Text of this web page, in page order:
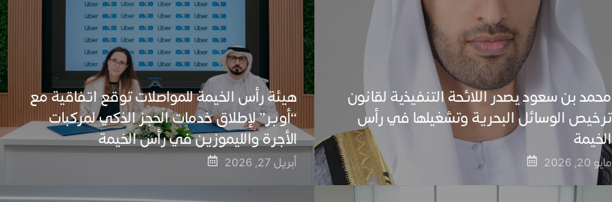
محمد بن سعود يصدر اللائحة التنفيذية لقانون
ترخيص الوسائل البحرية وتشغيلها في رأس
الخيمة
مايو 20, 2026
هيئة رأس الخيمة للمواصلات توقع اتفاقية مع
“أوبر” لإطلاق خدمات الحجز الذكي لمركبات
الأجرة والليموزين في رأس الخيمة
أبريل 27, 2026